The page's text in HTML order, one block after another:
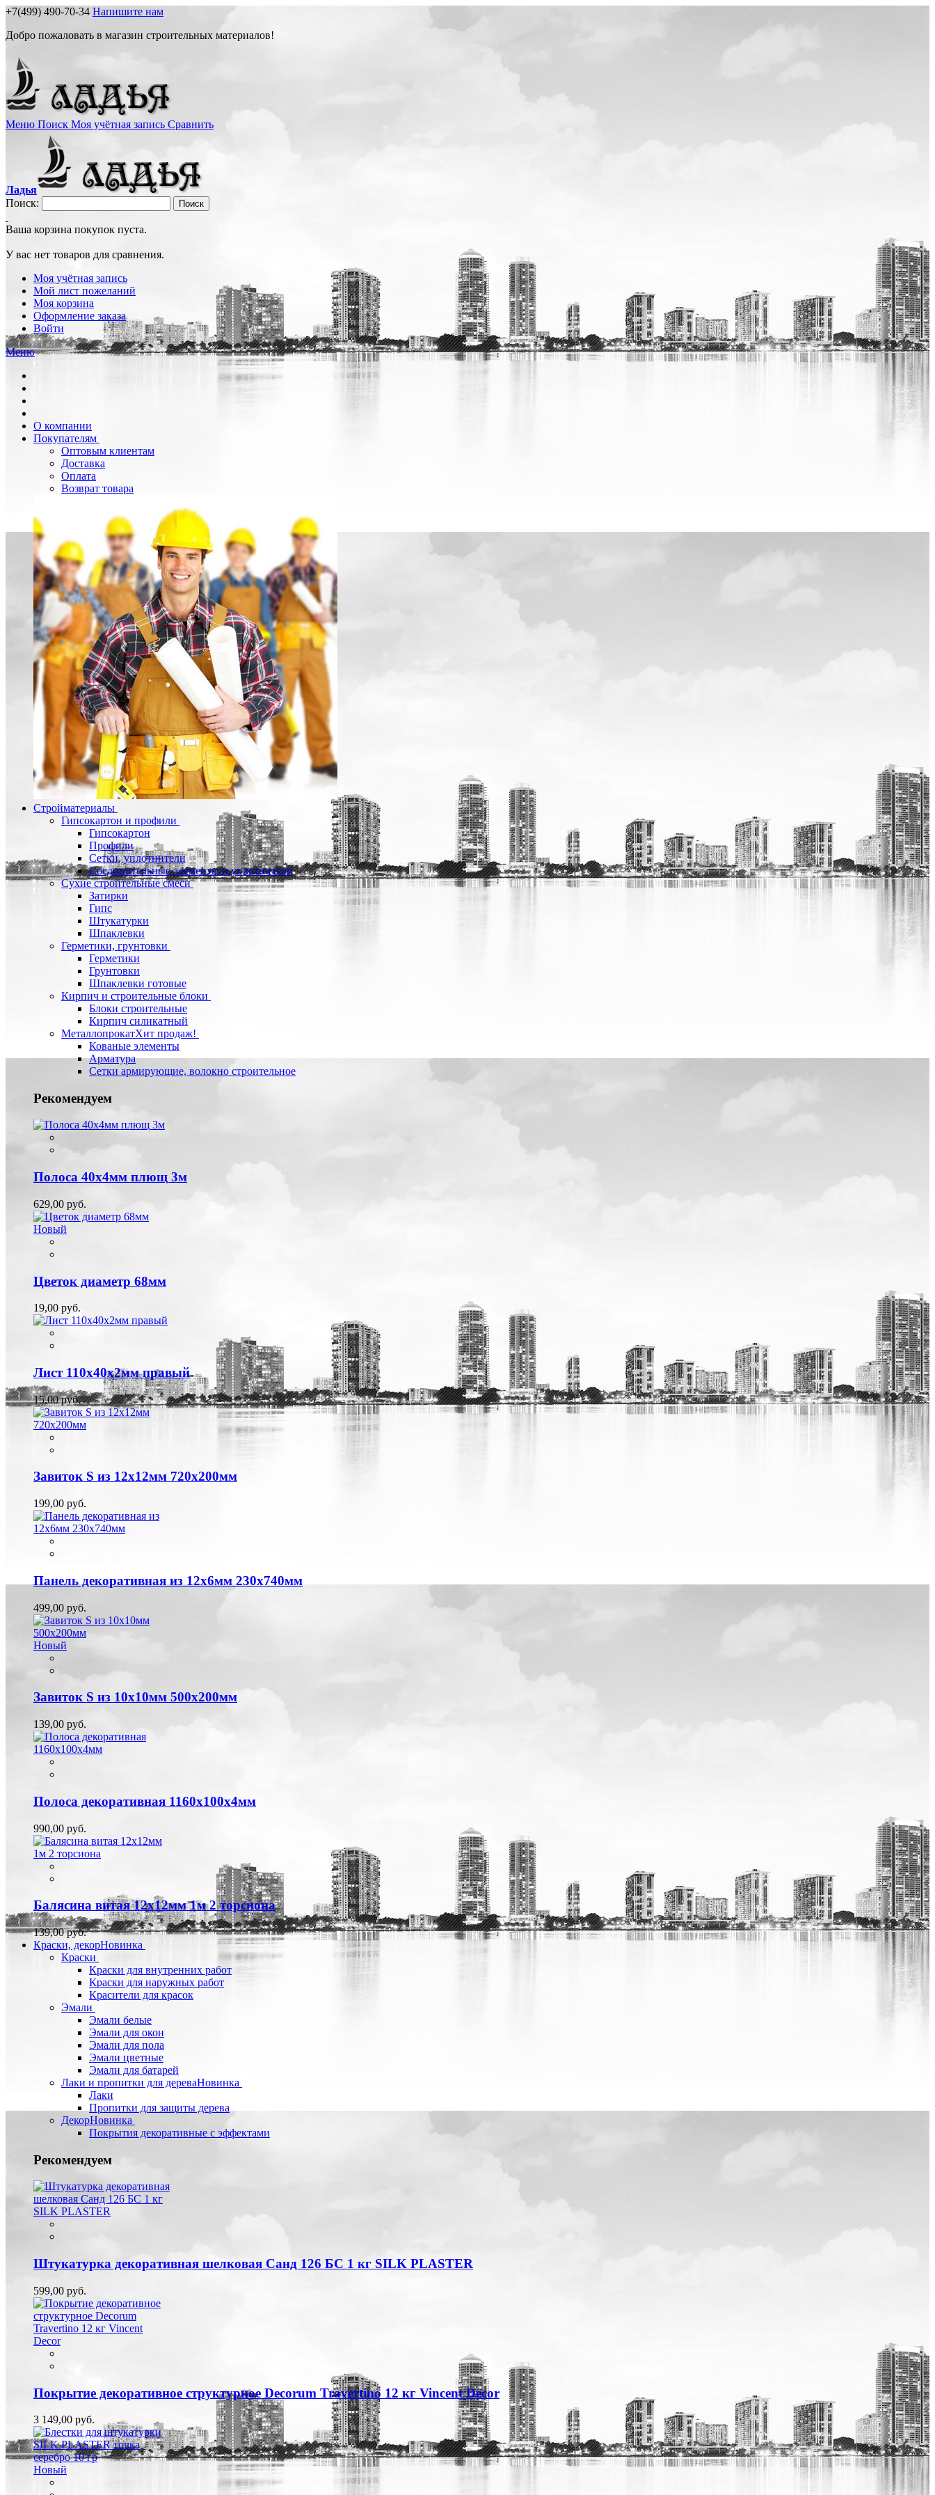
+7(499) 490-70-34 Напишите нам
Добро пожаловать в магазин строительных материалов!
Меню Поиск Моя учётная запись Сравнить
Ладья
Поиск:
Поиск
Ваша корзина покупок пуста.
У вас нет товаров для сравнения.
Моя учётная запись
Мой лист пожеланий
Моя корзина
Оформление заказа
Войти
Меню
О компании
Покупателям
Оптовым клиентам
Доставка
Оплата
Возврат товара
Стройматериалы
Гипсокартон и профили
Гипсокартон
Профили
Сетки, уплотнители
Соединительные элементы и уплотнители
Сухие строительные смеси
Затирки
Гипс
Штукатурки
Шпаклевки
Герметики, грунтовки
Герметики
Грунтовки
Шпаклевки готовые
Кирпич и строительные блоки
Блоки строительные
Кирпич силикатный
МеталлопрокатХит продаж!
Кованые элементы
Арматура
Сетки армирующие, волокно строительное
Рекомендуем
Полоса 40х4мм плющ 3м
629,00 руб.
Новый
Цветок диаметр 68мм
19,00 руб.
Лист 110х40х2мм правый
15,00 руб.
Завиток S из 12х12мм 720х200мм
199,00 руб.
Панель декоративная из 12х6мм 230х740мм
499,00 руб.
Новый
Завиток S из 10х10мм 500х200мм
139,00 руб.
Полоса декоративная 1160х100х4мм
990,00 руб.
Балясина витая 12х12мм 1м 2 торсиона
139,00 руб.
Краски, декорНовинка
Краски
Краски для внутренних работ
Краски для наружных работ
Красители для красок
Эмали
Эмали белые
Эмали для окон
Эмали для пола
Эмали цветные
Эмали для батарей
Лаки и пропитки для дереваНовинка
Лаки
Пропитки для защиты дерева
ДекорНовинка
Покрытия декоративные с эффектами
Рекомендуем
Штукатурка декоративная шелковая Санд 126 БС 1 кг SILK PLASTER
599,00 руб.
Покрытие декоративное структурное Decorum Travertino 12 кг Vincent Decor
3 149,00 руб.
Новый